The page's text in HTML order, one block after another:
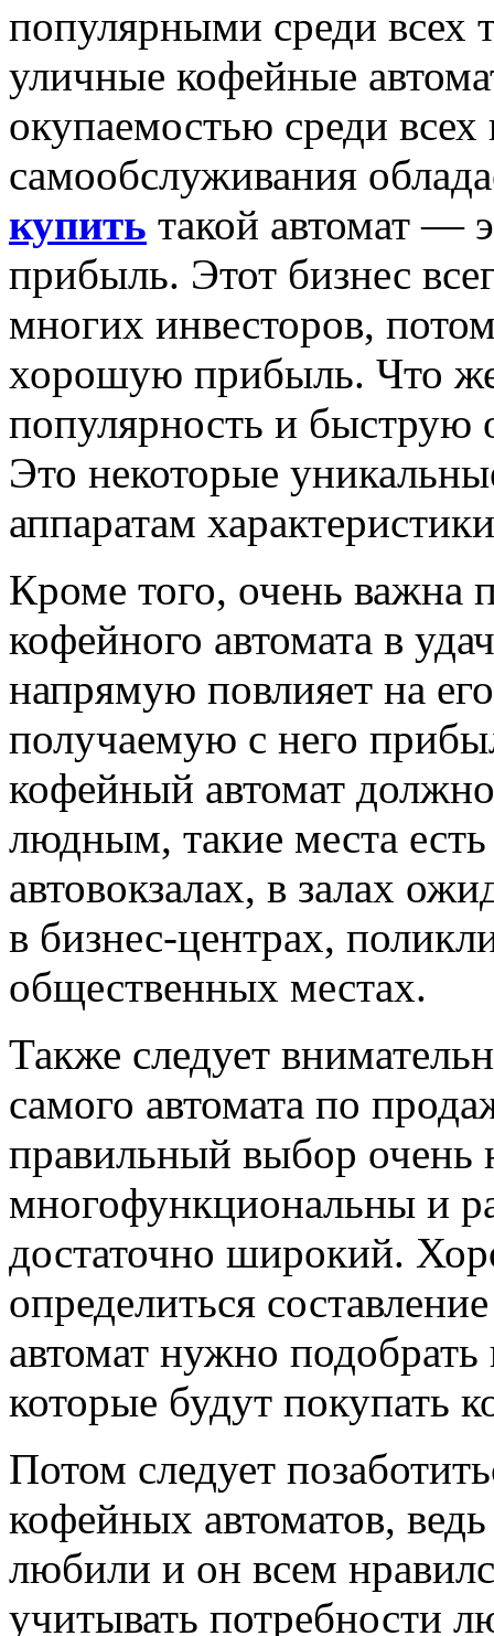
популярными среди всех
уличные кофейные
окупаемостью среди
самообслуживания
купить такой автомат —
прибыль. Этот бизнес
многих инвесторов,
хорошую прибыль. Что
популярность и быструю
Это некоторые
аппаратам
Кроме того, очень важна
кофейного автомата в
напрямую повлияет на
получаемую с него
кофейный автомат
людным, такие места
автовокзалах, в залах
в бизнес-центрах,
общественных местах.
Также следует
самого автомата по
правильный выбор очень
многофункциональны и
достаточно широкий.
определиться
автомат нужно
которые будут покупать
Потом следует
кофейных автоматов,
любили и он всем
учитывать потребности